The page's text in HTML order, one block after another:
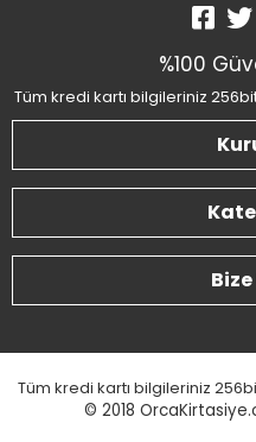
%100
Tüm kredi kartı bilgileriniz
Tüm kredi kartı bilgileriniz
© 2018